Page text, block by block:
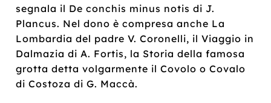
segnala il De conchis minus notis di J.
Plancus. Nel dono è compresa anche La
Lombardia del padre V. Coronelli, il Viaggio in
Dalmazia di A. Fortis, la Storia della famosa
grotta detta volgarmente il Covolo o Covalo
di Costoza di G. Maccà.